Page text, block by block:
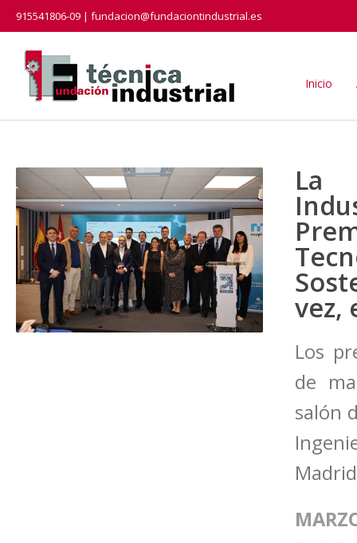
915541806-09 | fundacion@fundaciontindustrial.es
Inicio
La
vez,
Los
de
salón